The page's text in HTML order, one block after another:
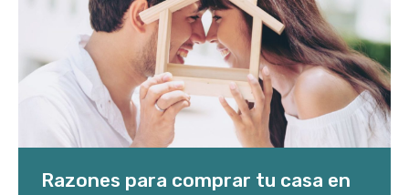
Razones para comprar tu casa en